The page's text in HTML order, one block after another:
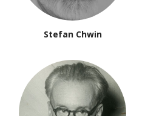
Stefan Chwin